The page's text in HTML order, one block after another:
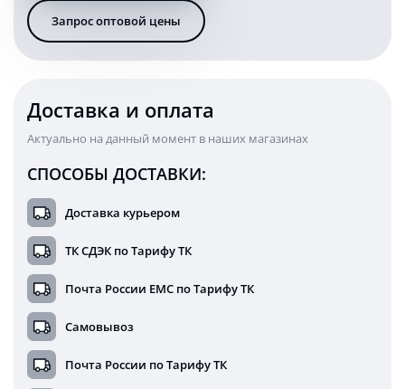
Ватт
стоп
поворот
круглый
24В
Запрос оптовой цены
Доставка и оплата
Актуально на данный момент в наших магазинах
СПОСОБЫ ДОСТАВКИ:
Доставка курьером
ТК СДЭК по Тарифу ТК
Почта России ЕМС по Тарифу ТК
Самовывоз
Почта России по Тарифу ТК